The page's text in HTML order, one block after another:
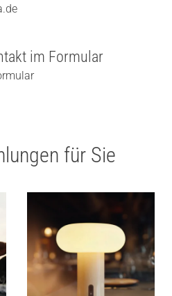
im Formular
für Sie